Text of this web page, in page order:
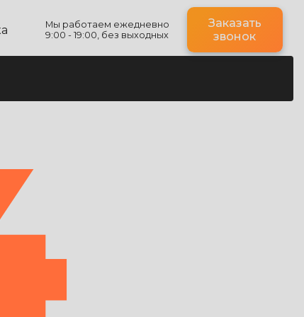
Мы работаем ежедневно
9:00 - 19:00, без выходных
Заказать
звонок